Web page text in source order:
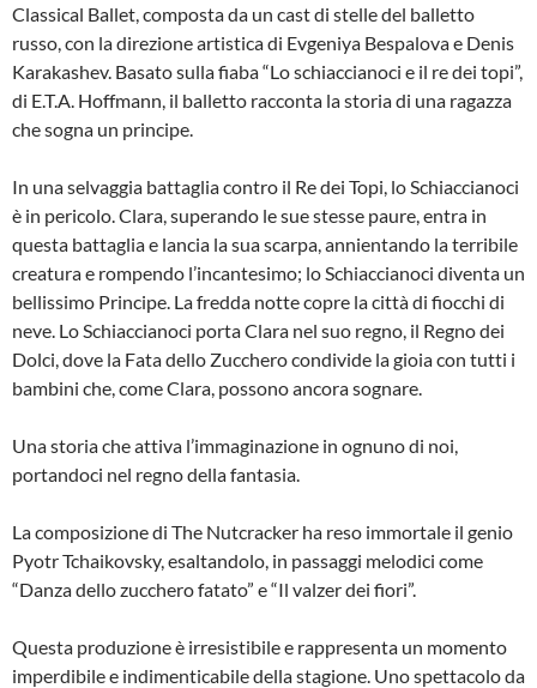
Classical Ballet, composta da un cast di stelle del balletto
russo, con la direzione artistica di Evgeniya Bespalova e Denis
Karakashev. Basato sulla fiaba “Lo schiaccianoci e il re dei topi”,
di E.T.A. Hoffmann, il balletto racconta la storia di una ragazza
che sogna un principe.
In una selvaggia battaglia contro il Re dei Topi, lo Schiaccianoci
è in pericolo. Clara, superando le sue stesse paure, entra in
questa battaglia e lancia la sua scarpa, annientando la terribile
creatura e rompendo l’incantesimo; lo Schiaccianoci diventa un
bellissimo Principe. La fredda notte copre la città di fiocchi di
neve. Lo Schiaccianoci porta Clara nel suo regno, il Regno dei
Dolci, dove la Fata dello Zucchero condivide la gioia con tutti i
bambini che, come Clara, possono ancora sognare.
Una storia che attiva l’immaginazione in ognuno di noi,
portandoci nel regno della fantasia.
La composizione di The Nutcracker ha reso immortale il genio
Pyotr Tchaikovsky, esaltandolo, in passaggi melodici come
“Danza dello zucchero fatato” e “Il valzer dei fiori”.
Questa produzione è irresistibile e rappresenta un momento
imperdibile e indimenticabile della stagione. Uno spettacolo da